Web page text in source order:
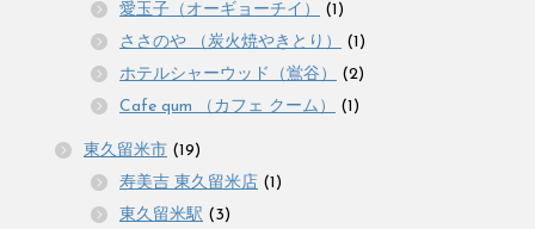
愛玉子（オーギョーチイ）
(1)
ささのや （炭火焼やきとり）
(1)
ホテルシャーウッド（鴬谷）
(2)
Cafe qum （カフェ クーム）
(1)
東久留米市 (19)
寿美吉 東久留米店 (1)
東久留米駅 (3)